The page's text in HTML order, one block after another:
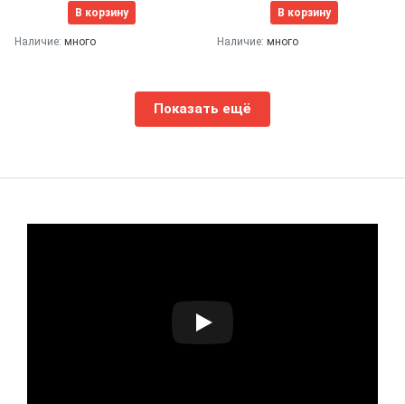
В корзину
Наличие: много
В корзину
Наличие: много
Показать ещё